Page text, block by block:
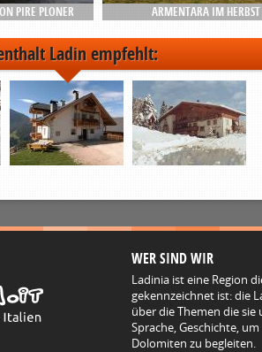
PIRE PLONER ARMENTARA IM HERBST
Ladin empfehlt:
WER SIND WIR
Ladinia ist eine Region
gekennzeichnet ist: die
über die Themen die
Sprache, Geschichte,
Dolomiten zu begleiten.